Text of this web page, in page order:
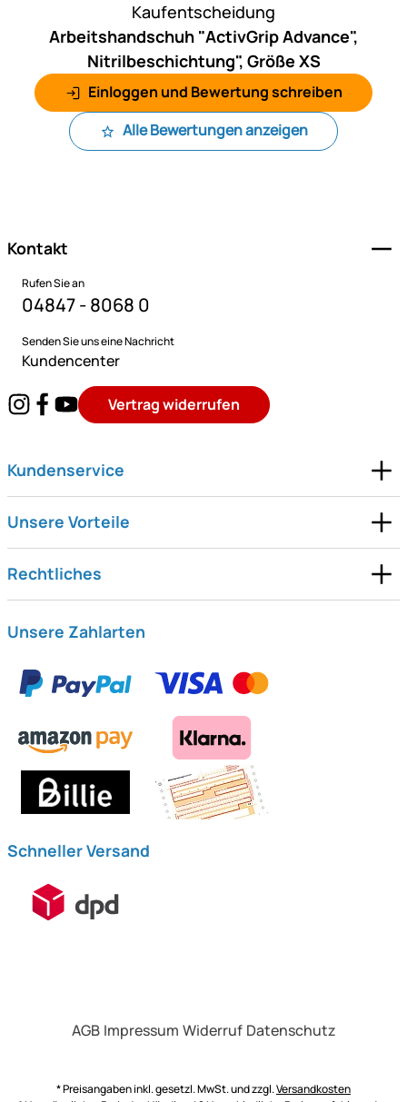
Kaufentscheidung
Arbeitshandschuh "ActivGrip Advance",
Nitrilbeschichtung", Größe XS
Einloggen und Bewertung schreiben
Alle Bewertungen anzeigen
Kontakt
Rufen Sie an
04847 - 8068 0
Senden Sie uns eine Nachricht
Kundencenter
Vertrag widerrufen
Kundenservice
Unsere Vorteile
Rechtliches
Unsere Zahlarten
Schneller Versand
AGB Impressum Widerruf Datenschutz
* Preisangaben inkl. gesetzl. MwSt. und zzgl.Versandkosten